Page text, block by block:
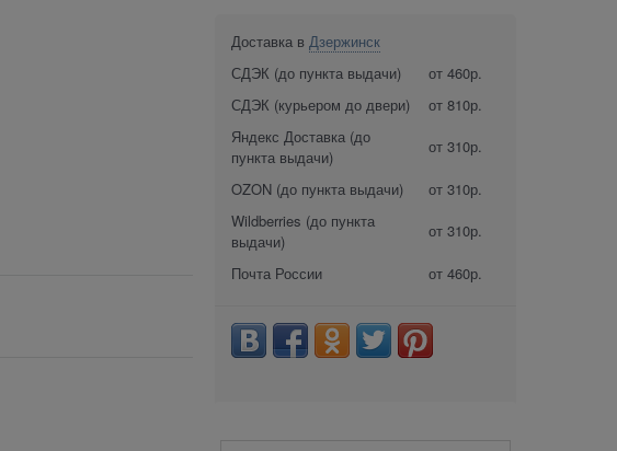
Доставка в Дзержинск
СДЭК (до пункта выдачи)
от 460р.
СДЭК (курьером до двери)
от 810р.
Яндекс Доставка (до
пункта выдачи)
от 310р.
OZON (до пункта выдачи)
от 310р.
Wildberries (до пункта
выдачи)
от 310р.
Почта России от 460р.